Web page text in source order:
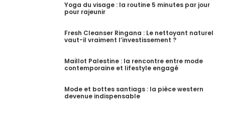
Yoga du visage : la routine 5 minutes par jour
pour rajeunir
Fresh Cleanser Ringana : Le nettoyant naturel
vaut-il vraiment l’investissement ?
Maillot Palestine : la rencontre entre mode
contemporaine et lifestyle engagé
Mode et bottes santiags : la pièce western
devenue indispensable